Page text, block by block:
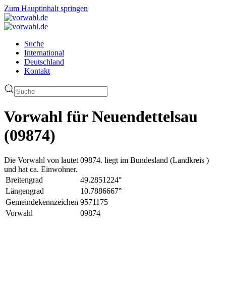
Zum Hauptinhalt springen
Suche
International
Deutschland
Kontakt
Vorwahl für Neuendettelsau
(09874)
Die Vorwahl von lautet 09874. liegt im Bundesland (Landkreis )
und hat ca. Einwohner.
Breitengrad
49.2851224°
Längengrad
10.7886667°
Gemeindekennzeichen 9571175
Vorwahl
09874